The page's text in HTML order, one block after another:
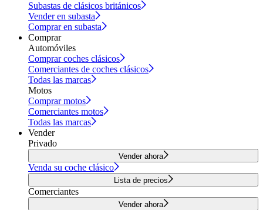
Subastas de clásicos británicos
Vender en subasta
Comprar en subasta
Comprar
Automóviles
Comprar coches clásicos
Comerciantes de coches clásicos
Todas las marcas
Motos
Comprar motos
Comerciantes motos
Todas las marcas
Vender
Privado
Vender ahora
Venda su coche clásico
Lista de precios
Comerciantes
Vender ahora